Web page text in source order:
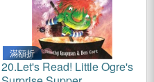
滿額折
20.Let's Read! Little Ogre's